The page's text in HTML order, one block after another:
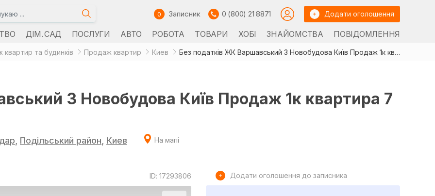
0 Записник 0 (800) 21 8871 Додати оголошення
ДІМ. САД ПОСЛУГИ АВТО РОБОТА ТОВАРИ ХОБІ ЗНАЙОМСТВА ПОВІДОМЛЕННЯ
та будинків Продаж квартир Киев Без податків ЖК Варшавський 3 Новобудова Київ Продаж 1к квартира 7 пов Генератор
3 Новобудова Київ Продаж 1к квартира 7
Подільський район Киев На мапі
ID: 17293806 Додати оголошення до записника